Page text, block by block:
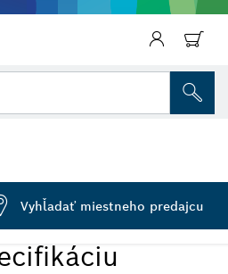
Control (8XPZ3)
Vyhľadať miestneho predajcu